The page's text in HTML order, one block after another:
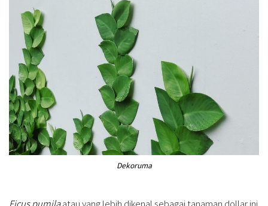
Dekoruma
Ficus pumilaatau yang lebih dikenal sebagai tanaman dollar ini